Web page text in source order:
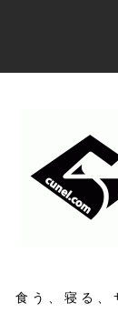
ン
食う、寝る、